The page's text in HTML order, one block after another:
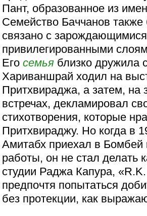
Пант, образованное из
Семейство Баччанов
связано с зарождающимися
привилегированными
Егосемья близко дружила
Хариваншрай ходил на
Притхвираджа, а затем, на
встречах, декламировал
стихотворения, которые
Притхвираджу. Но когда в
Амитабх приехал в Бомбей
работы, он не стал делать
студии Раджа Капура,
предпочтя попытаться
без протекции, как